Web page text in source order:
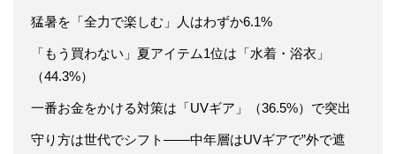
猛暑を「全力で楽しむ」人はわずか6.1%
「もう買わない」夏アイテム1位は「水着・浴衣」
（44.3%）
一番お金をかける対策は「UVギア」（36.5%）で突出
守り方は世代でシフト——中年層はUVギアで”外で遮